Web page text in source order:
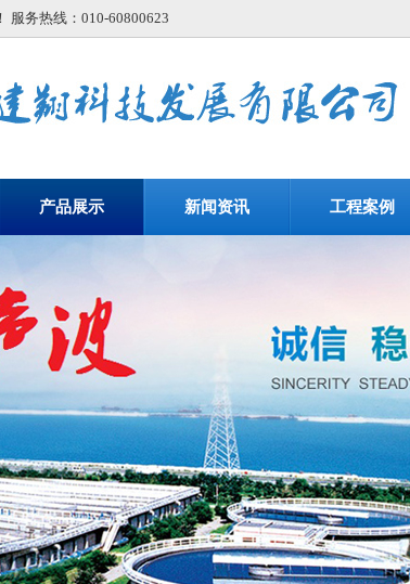
服务热线：010-60800623
产品展示 新闻资讯 工程案例